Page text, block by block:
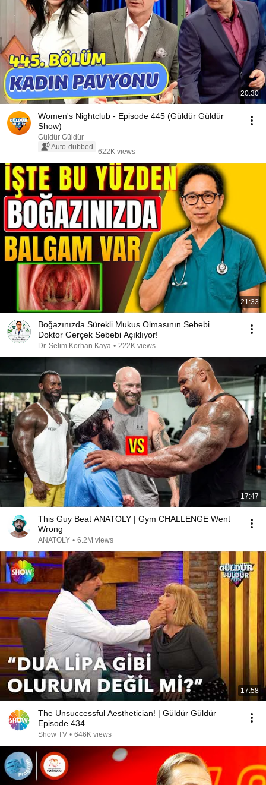
20:30
Women's Nightclub - Episode 445 (Güldür Güldür
Show)
Güldür Güldür
Auto-dubbed
622K views
21:33
Boğazınızda Sürekli Mukus Olmasının Sebebi...
Doktor Gerçek Sebebi Açıklıyor!
Dr. Selim Korhan Kaya • 222K views
17:47
This Guy Beat ANATOLY | Gym CHALLENGE Went
Wrong
ANATOLY • 6.2M views
17:58
The Unsuccessful Aesthetician! | Güldür Güldür
Episode 434
Show TV • 646K views